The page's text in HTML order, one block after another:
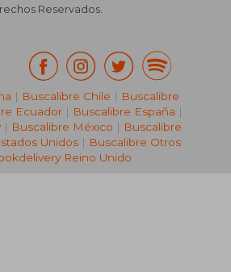
Reservados.
| Buscalibre Chile | Buscalibre
Ecuador | Buscalibre España |
| Buscalibre México | Buscalibre
Unidos| Buscalibre Otros
Reino Unido